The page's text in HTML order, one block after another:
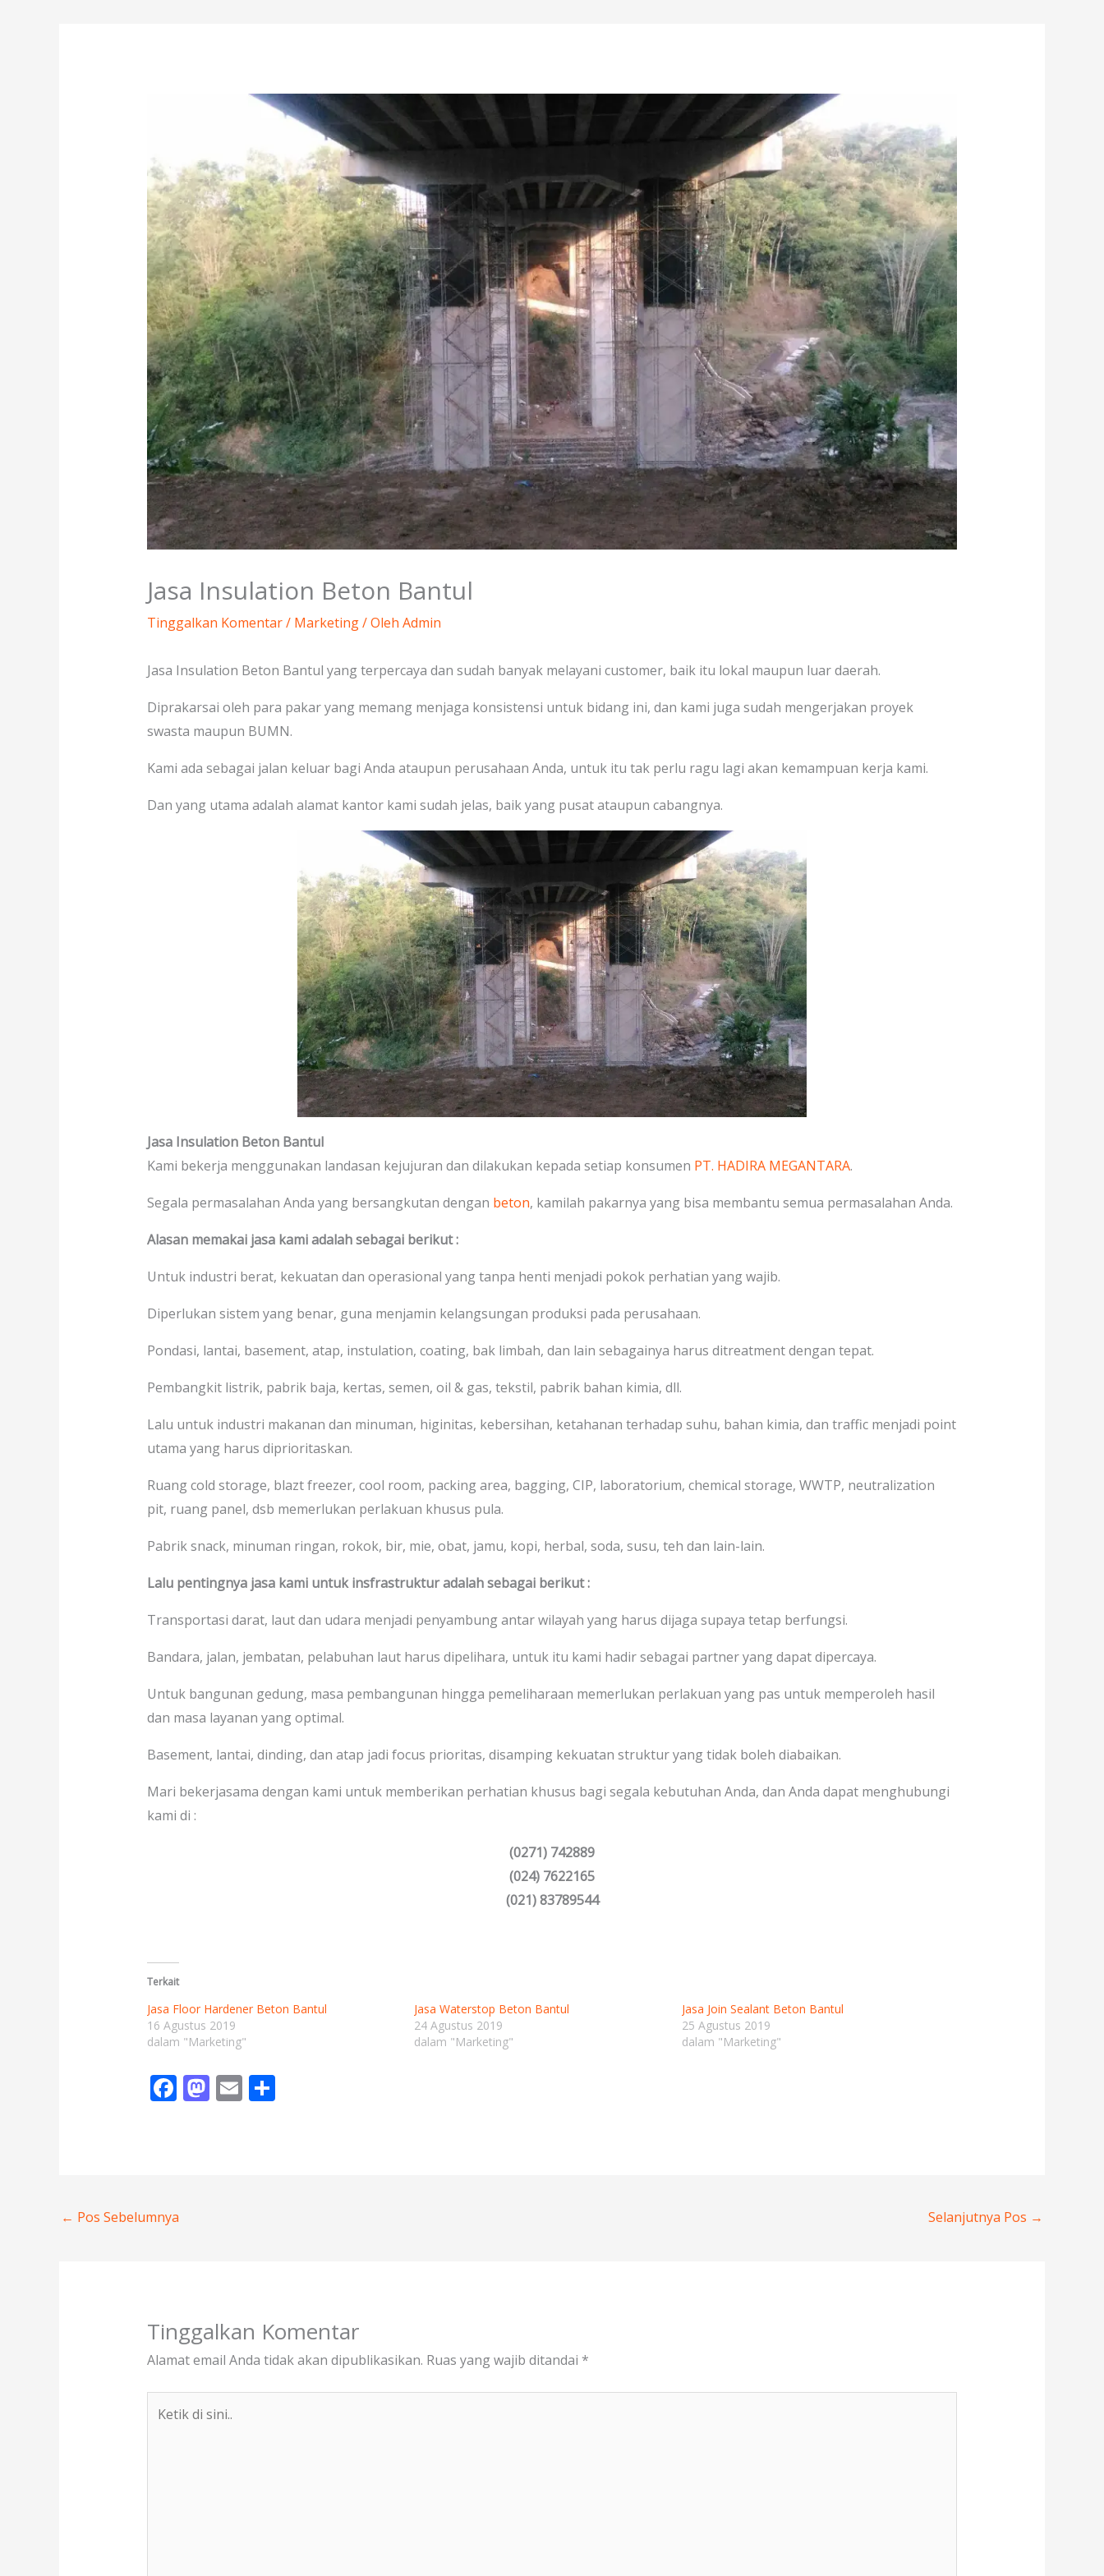
Jasa Insulation Beton Bantul
Tinggalkan Komentar/ Marketing/ Oleh Admin
Jasa Insulation Beton Bantul yang terpercaya dan sudah banyak melayani customer, baik itu lokal maupun luar daerah.
Diprakarsai oleh para pakar yang memang menjaga konsistensi untuk bidang ini, dan kami juga sudah mengerjakan proyek
swasta maupun BUMN.
Kami ada sebagai jalan keluar bagi Anda ataupun perusahaan Anda, untuk itu tak perlu ragu lagi akan kemampuan kerja kami.
Dan yang utama adalah alamat kantor kami sudah jelas, baik yang pusat ataupun cabangnya.
Jasa Insulation Beton Bantul
Kami bekerja menggunakan landasan kejujuran dan dilakukan kepada setiap konsumen PT. HADIRA MEGANTARA.
Segala permasalahan Anda yang bersangkutan dengan beton, kamilah pakarnya yang bisa membantu semua permasalahan Anda.
Alasan memakai jasa kami adalah sebagai berikut :
Untuk industri berat, kekuatan dan operasional yang tanpa henti menjadi pokok perhatian yang wajib.
Diperlukan sistem yang benar, guna menjamin kelangsungan produksi pada perusahaan.
Pondasi, lantai, basement, atap, instulation, coating, bak limbah, dan lain sebagainya harus ditreatment dengan tepat.
Pembangkit listrik, pabrik baja, kertas, semen, oil & gas, tekstil, pabrik bahan kimia, dll.
Lalu untuk industri makanan dan minuman, higinitas, kebersihan, ketahanan terhadap suhu, bahan kimia, dan traffic menjadi point
utama yang harus diprioritaskan.
Ruang cold storage, blazt freezer, cool room, packing area, bagging, CIP, laboratorium, chemical storage, WWTP, neutralization
pit, ruang panel, dsb memerlukan perlakuan khusus pula.
Pabrik snack, minuman ringan, rokok, bir, mie, obat, jamu, kopi, herbal, soda, susu, teh dan lain-lain.
Lalu pentingnya jasa kami untuk insfrastruktur adalah sebagai berikut :
Transportasi darat, laut dan udara menjadi penyambung antar wilayah yang harus dijaga supaya tetap berfungsi.
Bandara, jalan, jembatan, pelabuhan laut harus dipelihara, untuk itu kami hadir sebagai partner yang dapat dipercaya.
Untuk bangunan gedung, masa pembangunan hingga pemeliharaan memerlukan perlakuan yang pas untuk memperoleh hasil
dan masa layanan yang optimal.
Basement, lantai, dinding, dan atap jadi focus prioritas, disamping kekuatan struktur yang tidak boleh diabaikan.
Mari bekerjasama dengan kami untuk memberikan perhatian khusus bagi segala kebutuhan Anda, dan Anda dapat menghubungi
kami di :
(0271) 742889
(024) 7622165
(021) 83789544
Terkait
Jasa Floor Hardener Beton Bantul
16 Agustus 2019
dalam "Marketing"
Jasa Waterstop Beton Bantul
24 Agustus 2019
dalam "Marketing"
Jasa Join Sealant Beton Bantul
25 Agustus 2019
dalam "Marketing"
F
o
M E S
← Pos Sebelumnya Selanjutnya Pos →
Tinggalkan Komentar
Alamat email Anda tidak akan dipublikasikan. Ruas yang wajib ditandai *